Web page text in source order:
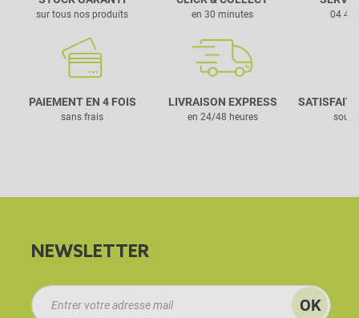
sur tous nos produits en 30 minutes
PAIEMENT EN 4 FOIS
sans frais
LIVRAISON EXPRESS
en 24/48 heures
04 42
SATISFAIT
sous
NEWSLETTER